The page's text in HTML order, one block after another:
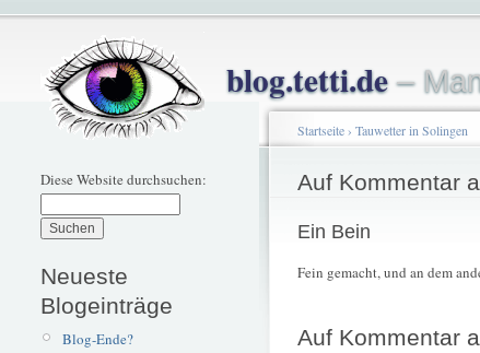
blog.tetti.de–
Diese Website durchsuchen:
Neueste
Blogeinträge
Blog-Ende?
Startseite› Tauwetter in Solingen
Auf Kommentar
Ein Bein
Fein gemacht, und an dem
Auf Kommentar